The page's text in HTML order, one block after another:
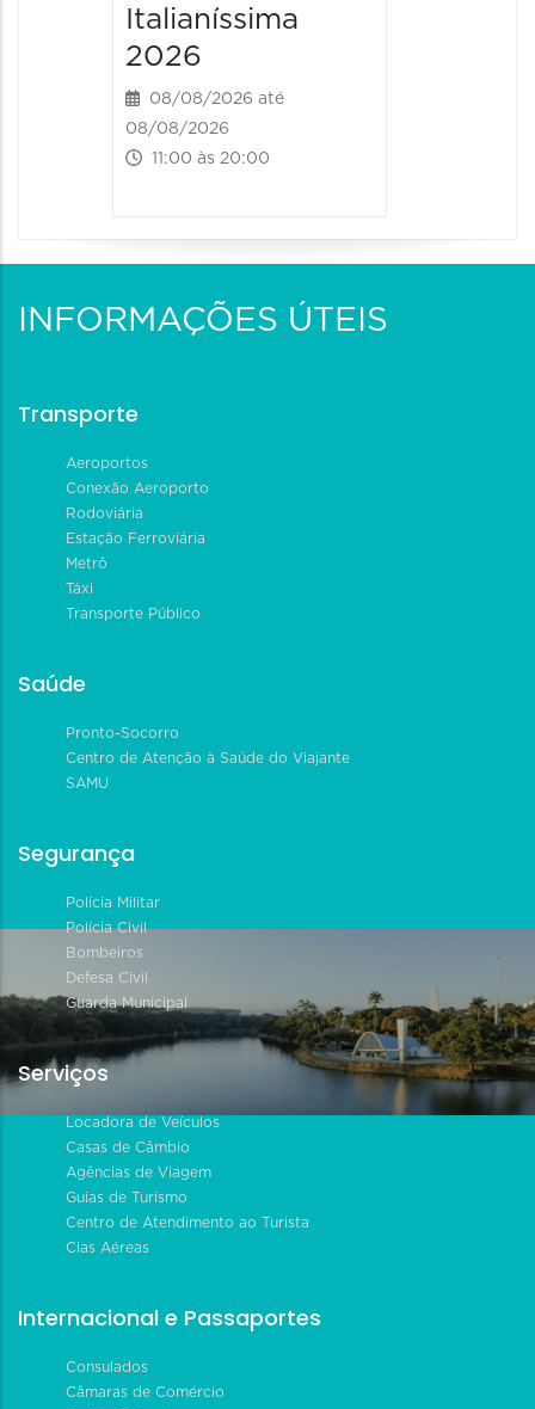
Italianíssima
2026
08/08/2026 até
08/08/2026
11:00 às 20:00
INFORMAÇÕES ÚTEIS
Transporte
Aeroportos
Conexão Aeroporto
Rodoviária
Estação Ferroviária
Metrô
Táxi
Transporte Público
Saúde
Pronto-Socorro
Centro de Atenção à Saúde do Viajante
SAMU
Segurança
Polícia Militar
Polícia Civil
Bombeiros
Defesa Civil
Guarda Municipal
Serviços
Locadora de Veículos
Casas de Câmbio
Agências de Viagem
Guias de Turismo
Centro de Atendimento ao Turista
Cias Aéreas
Internacional e Passaportes
Consulados
Câmaras de Comércio